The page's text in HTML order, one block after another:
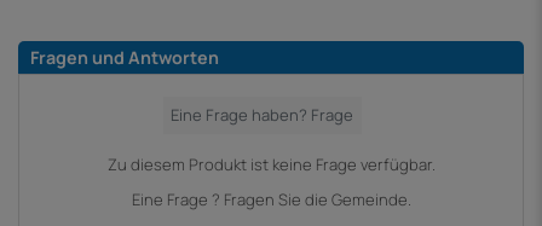
Fragen und Antworten
Zu diesem Produkt ist keine Frage verfügbar.
Eine Frage ? Fragen Sie die Gemeinde.